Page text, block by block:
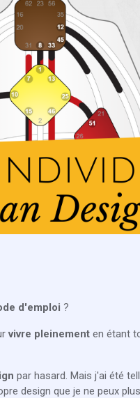
d'emploi ?
vivre pleinement en étant
par hasard. Mais j'ai été
design que je ne peux